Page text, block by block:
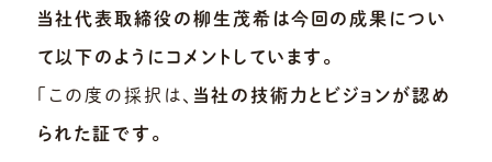
当社代表取締役の柳生茂希は今回の成果につい
て以下のようにコメントしています。
「この度の採択は、 当社の技術力とビジョンが認め
られた証です。